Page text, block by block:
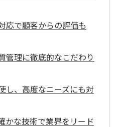
応で顧客からの評価も
管理に徹底的なこだわり
し、高度なニーズにも対
かな技術で業界をリード